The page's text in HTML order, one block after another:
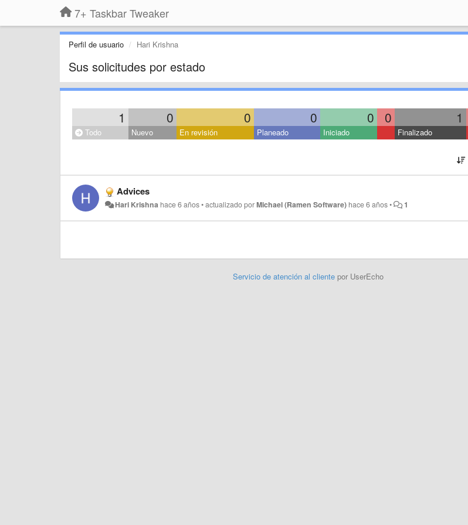
7+ Taskbar Tweaker
Perfil de usuario Hari Krishna
Sus solicitudes por estado
1 0 0 0 0 0 1
Todo Nuevo En revisión Planeado Iniciado Finalizado
Advices
Hari Krishna hace 6 años•actualizado porMichael (Ramen Software) hace 6 años• 1
Servicio de atención al clientepor UserEcho